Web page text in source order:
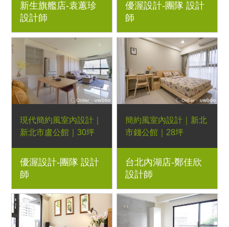
Order floor超耐磨地板
新生旗艦店-袁蕙珍
設計師
餐桌椅、梣木床架床頭
櫃、現代沙發、床墊、
優渥床墊｜室內設計、
室內裝潢、舊屋翻新、
新屋裝潢、實木家具規
劃
優渥設計-團隊 設計
師
現代簡約風室內設計｜
新北市盧公館｜30坪
4房2廳｜系統櫃、現代
沙發、實木餐椅、布款
彩色椅、弧面四邊斜角
｜室內設計、室內裝
潢、舊屋翻新、新屋裝
潢、實木家具規劃
優渥設計-團隊 設計
師
簡約風室內設計｜新北
市錢公館｜28坪
3房2廳｜系統櫃、彎曲
扶手實木沙發、如茵餐
桌、浮島長凳、小王子
多功能邊几托盤、暮光
床頭櫃、安徒生書桌、
倚靠床架、優渥訂製衣
台北內湖店-鄭佳欣
設計師